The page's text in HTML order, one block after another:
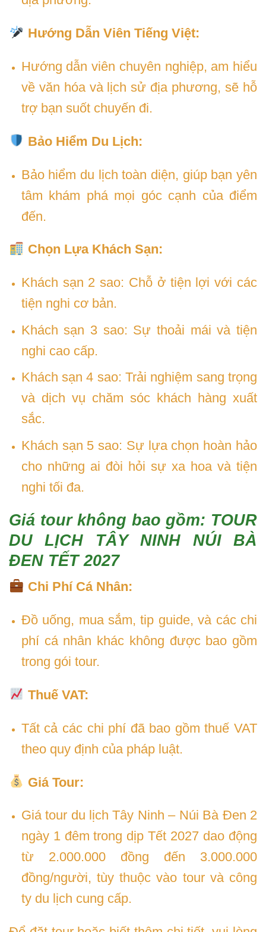
Hướng Dẫn Viên Tiếng Việt:
Hướng dẫn viên chuyên nghiệp, am hiểu
về văn hóa và lịch sử địa phương, sẽ hỗ
trợ bạn suốt chuyến đi.
Bảo Hiểm Du Lịch:
Bảo hiểm du lịch toàn diện, giúp bạn yên
tâm khám phá mọi góc cạnh của điểm
đến.
Chọn Lựa Khách Sạn:
Khách sạn 2 sao: Chỗ ở tiện lợi với các
tiện nghi cơ bản.
Khách sạn 3 sao: Sự thoải mái và tiện
nghi cao cấp.
Khách sạn 4 sao: Trải nghiệm sang trọng
và dịch vụ chăm sóc khách hàng xuất
sắc.
Khách sạn 5 sao: Sự lựa chọn hoàn hảo
cho những ai đòi hỏi sự xa hoa và tiện
nghi tối đa.
Giá tour không bao gồm: TOUR
DU LỊCH TÂY NINH NÚI BÀ
ĐEN TẾT 2027
Chi Phí Cá Nhân:
Đồ uống, mua sắm, tip guide, và các chi
phí cá nhân khác không được bao gồm
trong gói tour.
Thuế VAT:
Tất cả các chi phí đã bao gồm thuế VAT
theo quy định của pháp luật.
Giá Tour:
Giá tour du lịch Tây Ninh – Núi Bà Đen 2
ngày 1 đêm trong dịp Tết 2027 dao động
từ 2.000.000 đồng đến 3.000.000
đồng/người, tùy thuộc vào tour và công
ty du lịch cung cấp.